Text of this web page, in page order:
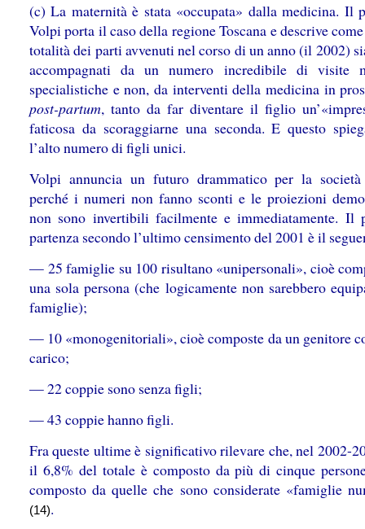
(c) La maternità è stata «occupata» dalla medicina. Il
Volpi porta il caso della regione Toscana e descrive
totalità dei parti avvenuti nel corso di un anno (il 2002)
accompagnati da un numero incredibile di visite
specialistiche e non, da interventi della medicina in
post-partum, tanto da far diventare il figlio
faticosa da scoraggiarne una seconda. E questo
l’alto numero di figli unici.
Volpi annuncia un futuro drammatico per la
perché i numeri non fanno sconti e le proiezioni
non sono invertibili facilmente e immediatamente. Il
partenza secondo l’ultimo censimento del 2001 è il
— 25 famiglie su 100 risultano «unipersonali», cioè
una sola persona (che logicamente non sarebbero
famiglie);
— 10 «monogenitoriali», cioè composte da un genitore
carico;
— 22 coppie sono senza figli;
— 43 coppie hanno figli.
Fra queste ultime è significativo rilevare che, nel 2002-
il 6,8% del totale è composto da più di cinque
composto da quelle che sono considerate «famiglie
(14).